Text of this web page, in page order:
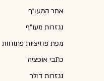
אתר המעו"ף
נגזרות מעו"ף
מפת פוזיציות פתוחות
כתבי אופציה
נגזרות דולר